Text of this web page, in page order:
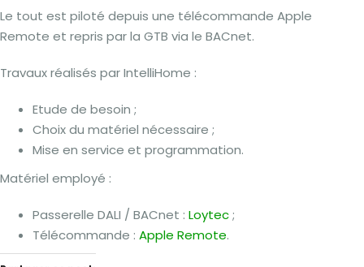
Le tout est piloté depuis une télécommande Apple
Remote et repris par la GTB via le BACnet.
Travaux réalisés par IntelliHome :
Etude de besoin ;
Choix du matériel nécessaire ;
Mise en service et programmation.
Matériel employé :
Passerelle DALI / BACnet : Loytec;
Télécommande : Apple Remote.